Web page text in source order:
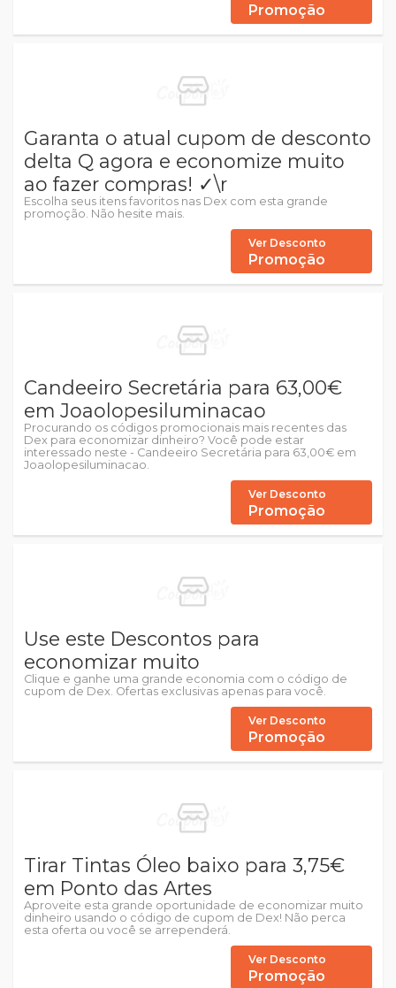
Promoção
Garanta o atual cupom de desconto
delta Q agora e economize muito
ao fazer compras! ✓\r
Escolha seus itens favoritos nas Dex com esta grande
promoção. Não hesite mais.
Ver Desconto
Promoção
Candeeiro Secretária para 63,00€
em Joaolopesiluminacao
Procurando os códigos promocionais mais recentes das
Dex para economizar dinheiro? Você pode estar
interessado neste - Candeeiro Secretária para 63,00€ em
Joaolopesiluminacao.
Ver Desconto
Promoção
Use este Descontos para
economizar muito
Clique e ganhe uma grande economia com o código de
cupom de Dex. Ofertas exclusivas apenas para você.
Ver Desconto
Promoção
Tirar Tintas Óleo baixo para 3,75€
em Ponto das Artes
Aproveite esta grande oportunidade de economizar muito
dinheiro usando o código de cupom de Dex! Não perca
esta oferta ou você se arrependerá.
Ver Desconto
Promoção